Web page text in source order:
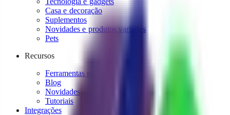
Casa e decoração
Suplementos
Novidades e produtos variados
Pets
Recursos
Ferramentas grátis
Blog
Novidades
Tutoriais
Integrações